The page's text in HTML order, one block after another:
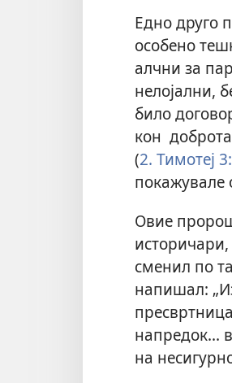
Едно друго
особено
алчни за
нелојални,
било
кон
(2. Тимотеј
покажувале
Овие
сменил по
напишал:
напредок...
на